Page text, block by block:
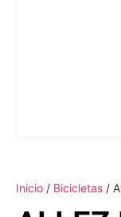
Inicio / Bicicletas /